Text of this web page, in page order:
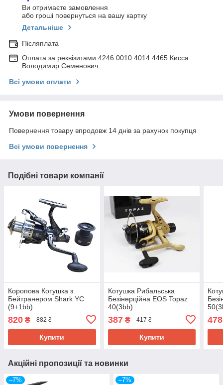
Ви отримаєте замовлення
або гроші повернуться на вашу картку
Детальніше
Післяплата
Оплата за реквізитами 4246 0010 4014 4465 Кисса
Володимир Семенович
Всі умови оплати
Умови повернення
Повернення товару впродовж 14 днів за рахунок покупця
Всі умови повернення
Подібні товари компанії
Коропова Котушка з
Бейтранером Shark YC
(9+1bb)
820 ₴ 882 ₴
Купити
Котушка Рибальська
Безінерційна EOS Topaz
40(3bb)
387₴ 417 ₴
Купити
478
Акційні пропозиції та новинки
–7% –7%